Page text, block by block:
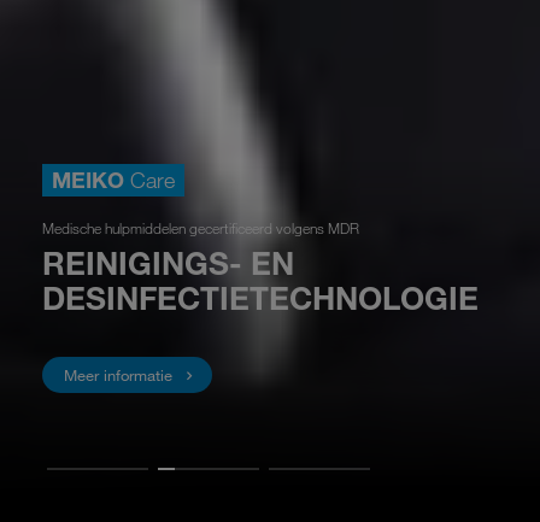
MEIKOCare
Medische hulpmiddelen gecertificeerd volgens MDR
REINIGINGS- EN
DESINFECTIETECHNOLOGIE
Meer informatie